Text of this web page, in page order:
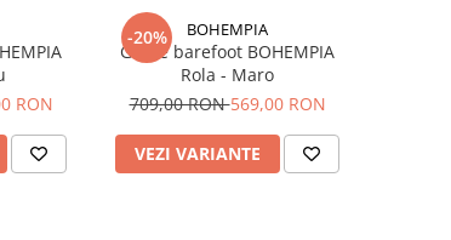
RON
-20% BOHEMPIA
Ghete barefoot BOHEMPIA
Rola - Maro
709,00 RON569,00 RON
VEZI VARIANTE